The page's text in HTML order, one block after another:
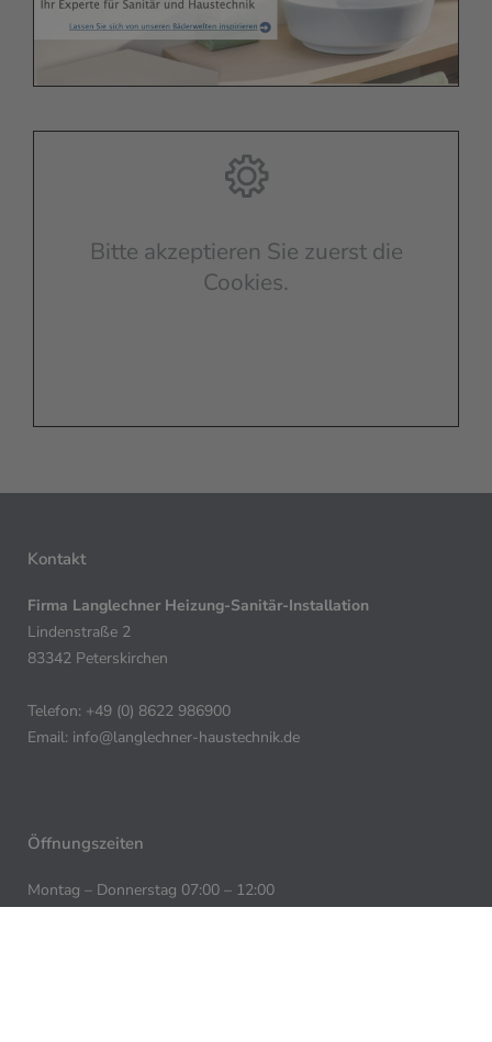
Bitte akzeptieren Sie zuerst die
Cookies.
Kontakt
Firma Langlechner Heizung-Sanitär-Installation
Lindenstraße 2
83342 Peterskirchen
Telefon: +49 (0) 8622 986900
Email: info@langlechner-haustechnik.de
Öffnungszeiten
Montag – Donnerstag 07:00 – 12:00